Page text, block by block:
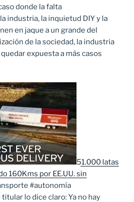
donde la falta
industria, la inquietud DIY y la
en jaque a un grande del
de la sociedad, la industria
expuesta a más casos
51.000 latas
160Kms por EE.UU. sin
#autonomía
lo dice claro: Ya no hay